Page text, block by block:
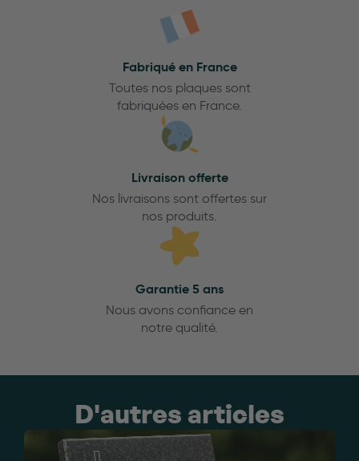
Fabriqué en France
Toutes nos plaques sont
fabriquées en France.
Livraison offerte
Nos livraisons sont offertes sur
nos produits.
Garantie 5 ans
Nous avons confiance en
notre qualité.
D'autres articles